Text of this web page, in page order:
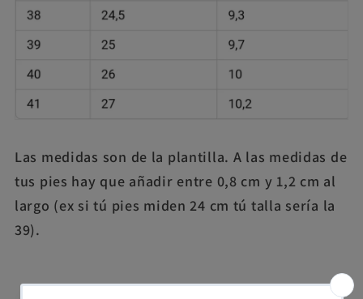
Las medidas son de la plantilla. A las medidas de
tus pies hay que añadir entre 0,8 cm y 1,2 cm al
largo (ex si tú pies miden 24 cm tú talla sería la
39).